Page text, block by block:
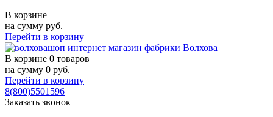
В корзине
на сумму руб.
Перейти в корзину
В корзине 0 товаров
на сумму 0 руб.
Перейти в корзину
8(800)5501596
Заказать звонок